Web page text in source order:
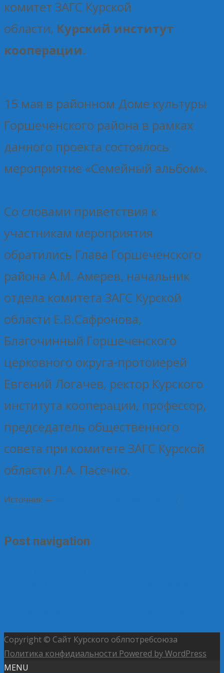
комитет ЗАГС Курской
области, Курский институт
кооперации.
15 мая в районном Доме культуры
Горшеченского района в рамках
данного проекта состоялось
мероприятие «Семейный альбом».
Со словами приветствия к
участникам мероприятия
обратились Глава Горшеченского
района А.М. Амерев, начальник
отдела комитета ЗАГС Курской
области Е.В.Сафронова,
Благочинный Горшеченского
церковного округа-протоиерей
Евгений Логачев, ректор Курского
института кооперации, профессор,
председатель общественного
совета при комитете ЗАГС Курской
области Л.А. Пасечко.
Источник — .
Post navigation
Copyright © Сайт Курского облпотребсоюза
Политика конфидиальности Powered by WordPress
MENU